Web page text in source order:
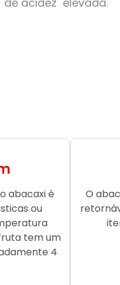
abacaxi é
ou
tem um
4
O